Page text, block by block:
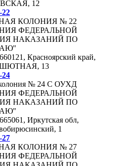
12
КОЛОНИЯ № 22
ФЕДЕРАЛЬНОЙ
НАКАЗАНИЙ ПО
Красноярский край,
13
№ 24 С ОУХД
ФЕДЕРАЛЬНОЙ
НАКАЗАНИЙ ПО
Иркутская обл,
1
КОЛОНИЯ № 27
ФЕДЕРАЛЬНОЙ